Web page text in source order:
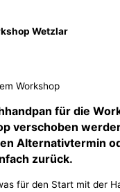
Wetzlar
Workshop
für die
verschoben
Alternativtermin
zurück.
für den Start mit der